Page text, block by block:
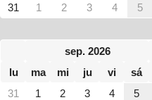
31
1 2 3 4 5
sep. 2026
lu
ma mi ju vi sá
31
1 2 3 4 5